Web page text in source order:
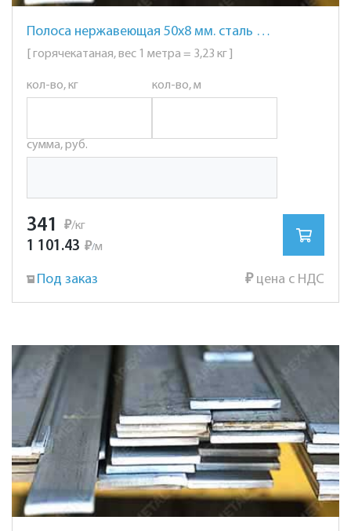
Полоса нержавеющая 50х8 мм. сталь AISI 304 (08Х18Н10)
[ горячекатаная, вес 1 метра = 3,23 кг ]
кол-во, кг кол-во, м
сумма, руб.
341 ₽/кг
1 101.43 ₽/м
Под заказ ₽цена с НДС